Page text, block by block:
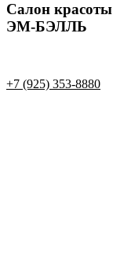
Салон красоты
ЭМ-БЭЛЛЬ
+7 (925) 353-8880